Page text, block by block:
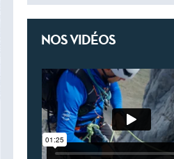
NOS VIDÉOS